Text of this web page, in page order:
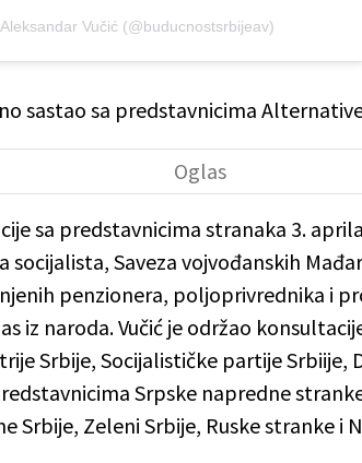
Vučić (@buducnostsrbijeav)
sastao sa predstavnicima
sa predstavnicima stranaka 3.
Saveza vojvođanskih
penzionera, poljoprivrednika i
iz naroda. Vučić je održao
Srbije, Socijalističke partije Srbiije,
Srpske napredne
Srbije, Zeleni Srbije, Ruske stranke i